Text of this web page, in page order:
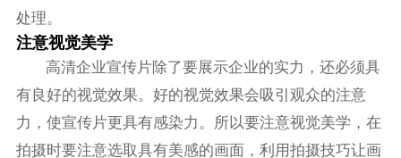
处理。
注意视觉美学
高清企业宣传片除了要展示企业的实力，还必须具
有良好的视觉效果。好的视觉效果会吸引观众的注意
力，使宣传片更具有感染力。所以要注意视觉美学，在
拍摄时要注意选取具有美感的画面，利用拍摄技巧让画